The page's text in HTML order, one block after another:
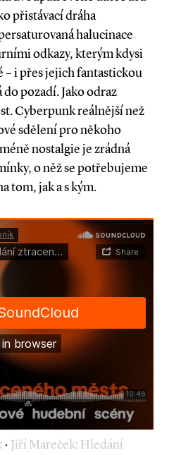
přistávací dráha
halucinace
odkazy, kterým kdysi
– i přes jejich fantastickou
pozadí. Jako odraz
Cyberpunk reálnější než
sdělení pro někoho
nostalgie je zrádná
o něž se potřebujeme
tom, jak a s kým.
· Jiří Mareček: Hledání